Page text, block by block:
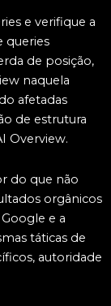
e verifique a
queries
de posição,
naquela
afetadas
de estrutura
Overview.
do que não
orgânicos
e a
táticas de
autoridade